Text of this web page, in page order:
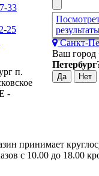
33
25
п.
-
Санкт-
Ваш город
Петербург
принимает
с 10.00 до 18.00